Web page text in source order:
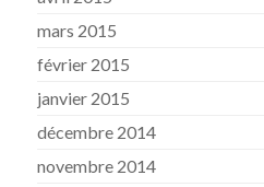
mars 2015
février 2015
janvier 2015
décembre 2014
novembre 2014